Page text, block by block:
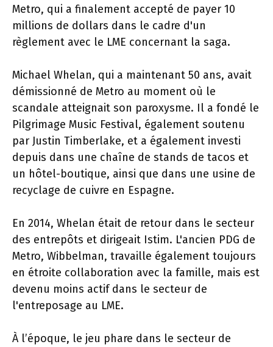
Metro, qui a finalement accepté de payer 10
millions de dollars dans le cadre d'un
règlement avec le LME concernant la saga.
Michael Whelan, qui a maintenant 50 ans, avait
démissionné de Metro au moment où le
scandale atteignait son paroxysme. Il a fondé le
Pilgrimage Music Festival, également soutenu
par Justin Timberlake, et a également investi
depuis dans une chaîne de stands de tacos et
un hôtel-boutique, ainsi que dans une usine de
recyclage de cuivre en Espagne.
En 2014, Whelan était de retour dans le secteur
des entrepôts et dirigeait Istim. L'ancien PDG de
Metro, Wibbelman, travaille également toujours
en étroite collaboration avec la famille, mais est
devenu moins actif dans le secteur de
l'entreposage au LME.
À l’époque, le jeu phare dans le secteur de